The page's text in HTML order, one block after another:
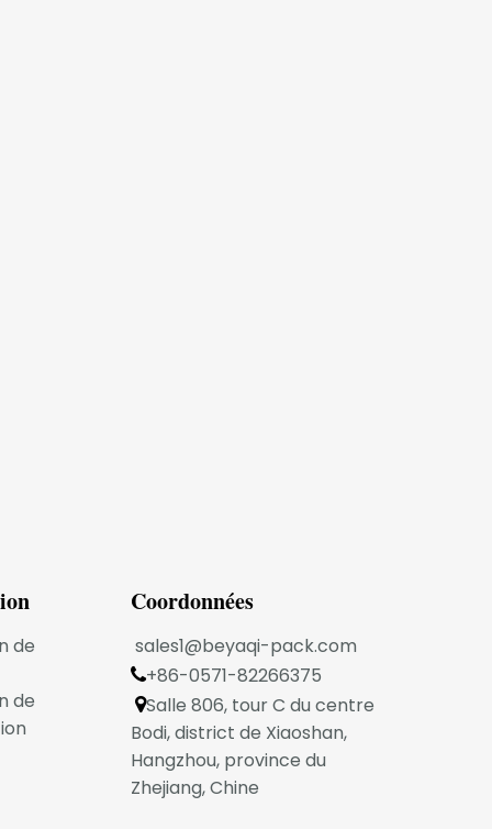
de
de
Coordonnées
sales1@beyaqi-pack.com
+86-0571-82266375
Salle 806, tour C du centre
Bodi, district de Xiaoshan,
Hangzhou, province du
Zhejiang, Chine